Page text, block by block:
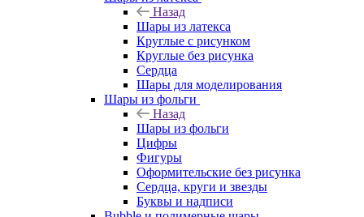
Назад
Шары из латекса
Круглые с рисунком
Круглые без рисунка
Сердца
Шары для моделирования
Шары из фольги
Назад
Шары из фольги
Цифры
Фигуры
Оформительские без рисунка
Сердца, круги и звезды
Буквы и надписи